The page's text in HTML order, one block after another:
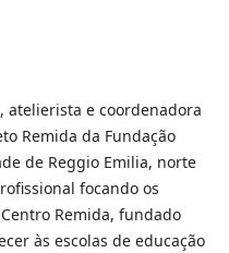
atelierista e coordenadora
Remida da Fundação
de Reggio Emilia, norte
focando os
Remida, fundado
às escolas de educação